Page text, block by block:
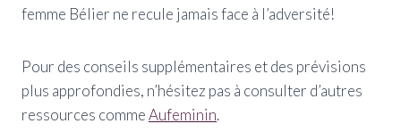
femme Bélier ne recule jamais face à l’adversité!
Pour des conseils supplémentaires et des prévisions
plus approfondies, n’hésitez pas à consulter d’autres
ressources commeAufeminin.